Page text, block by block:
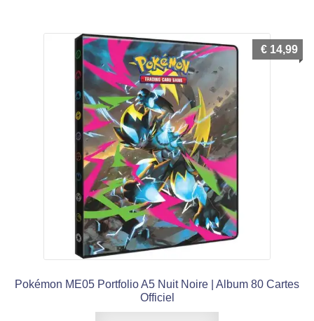
Pokémon ME05 Portfolio A5 Nuit Noire | Album 80 Cartes
Officiel
€ 14,99